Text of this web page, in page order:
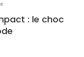
: le choc